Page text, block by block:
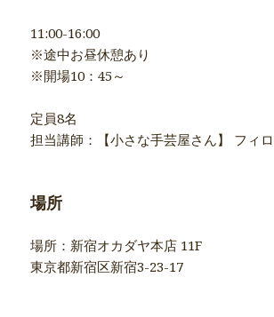
11:00-16:00
※途中お昼休憩あり
※開場10：45～
定員8名
担当講師：【小さな手芸屋さん】 フィ
場所
場所：新宿オカダヤ本店 11F
東京都新宿区新宿3-23-17